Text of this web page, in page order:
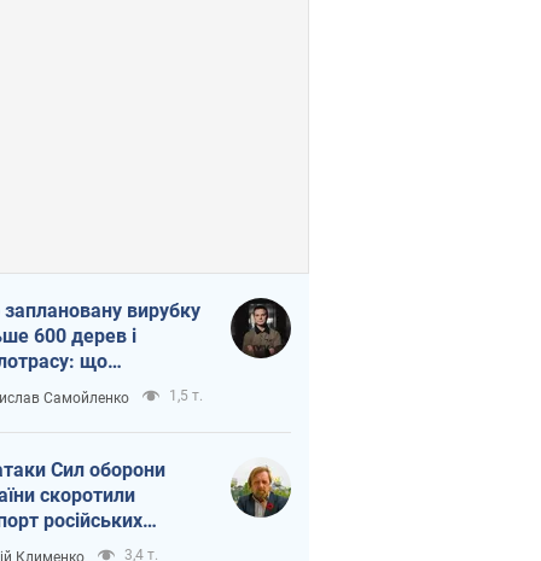
вирубку
600 дерев і
що
на Теремках
Самойленко 1,5 т.
Сил оборони
скоротили
російських
Клименко 3,4 т.